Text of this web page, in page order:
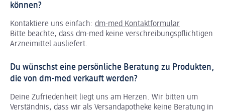
können?
Kontaktiere uns einfach: dm-med Kontaktformular
Bitte beachte, dass dm-med keine verschreibungspflichtigen
Arzneimittel ausliefert.
Du wünschst eine persönliche Beratung zu Produkten,
die von dm-med verkauft werden?
Deine Zufriedenheit liegt uns am Herzen. Wir bitten um
Verständnis, dass wir als Versandapotheke keine Beratung in